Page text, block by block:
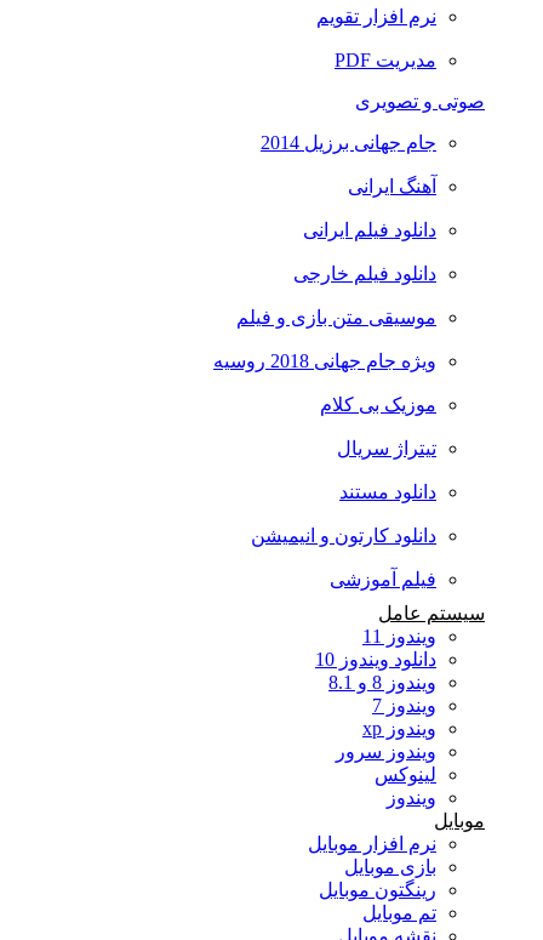
نرم افزار تقویم
مدیریت PDF
صوتی و تصویری
جام جهانی برزیل 2014
آهنگ ایرانی
دانلود فیلم ایرانی
دانلود فیلم خارجی
موسیقی متن بازی و فیلم
ویژه جام جهانی 2018 روسیه
موزیک بی کلام
تیتراژ سریال
دانلود مستند
دانلود کارتون و انیمیشن
فیلم آموزشی
سیستم عامل
ویندوز 11
دانلود ویندوز 10
ویندوز 8 و 8.1
ویندوز 7
ویندوز xp
ویندوز سرور
لینوکس
ویندوز
موبایل
نرم افزار موبایل
بازی موبایل
رینگتون موبایل
تم موبایل
نقشه موبایل